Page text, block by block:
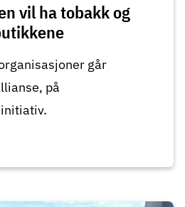
vil ha tobakk og
går
på